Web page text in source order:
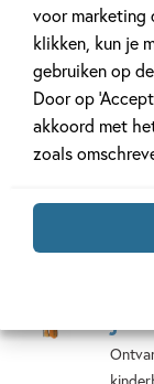
voor marketing
klikken, kun je
gebruiken op
Door op
akkoord met
zoals